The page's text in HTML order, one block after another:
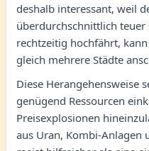
deshalb interessant, weil
überdurchschnittlich teuer
rechtzeitig hochfährt,
gleich mehrere Städte
Diese Herangehensweise
genügend Ressourcen
Preisexplosionen
aus Uran, Kombi-